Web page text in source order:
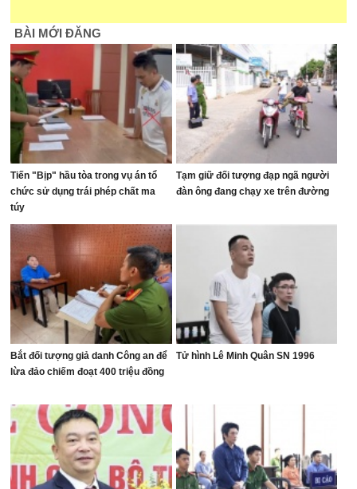
BÀI MỚI ĐĂNG
Tiến "Bịp" hầu tòa trong vụ án tổ
chức sử dụng trái phép chất ma
túy
Tạm giữ đối tượng đạp ngã người
đàn ông đang chạy xe trên đường
Bắt đối tượng giả danh Công an để
lừa đảo chiếm đoạt 400 triệu đồng
Tử hình Lê Minh Quân SN 1996